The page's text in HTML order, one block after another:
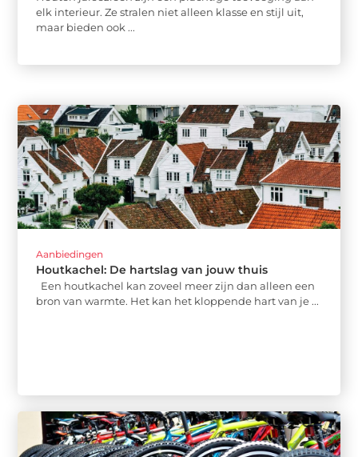
elk interieur. Ze stralen niet alleen klasse en stijl uit,
maar bieden ook ...
Aanbiedingen
Houtkachel: De hartslag van jouw thuis
Een houtkachel kan zoveel meer zijn dan alleen een
bron van warmte. Het kan het kloppende hart van je ...